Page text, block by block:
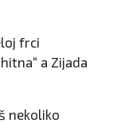
frci
a Zijada
nekoliko